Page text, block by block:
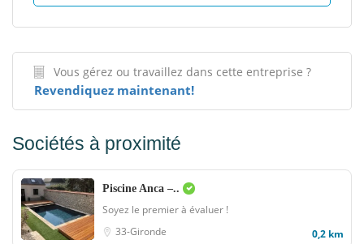
Vous gérez ou travaillez dans cette entreprise ?
Revendiquez maintenant!
Sociétés à proximité
Piscine Anca –..
Soyez le premier à évaluer !
33-Gironde
0,2 km